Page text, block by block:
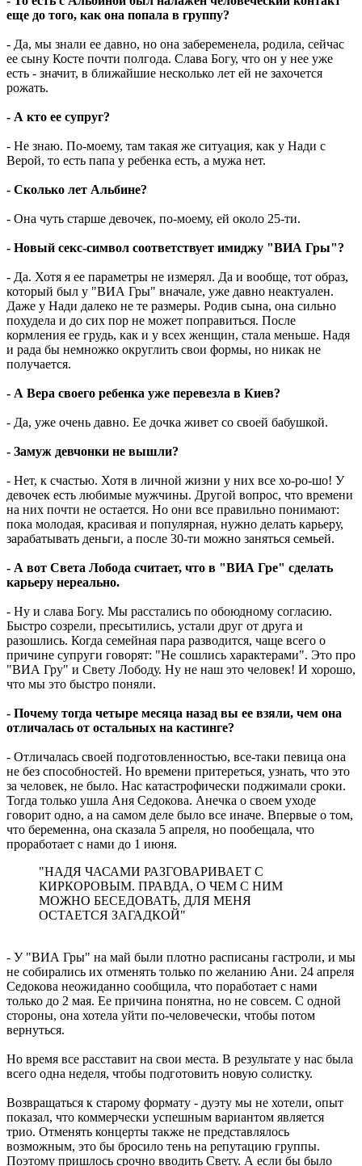
еще до того, как она попала в группу?
- Да, мы знали ее давно, но она забеременела, родила, сейчас
ее сыну Косте почти полгода. Слава Богу, что он у нее уже
есть - значит, в ближайшие несколько лет ей не захочется
рожать.
- А кто ее супруг?
- Не знаю. По-моему, там такая же ситуация, как у Нади с
Верой, то есть папа у ребенка есть, а мужа нет.
- Сколько лет Альбине?
- Она чуть старше девочек, по-моему, ей около 25-ти.
- Новый секс-символ соответствует имиджу "ВИА Гры"?
- Да. Хотя я ее параметры не измерял. Да и вообще, тот образ,
который был у "ВИА Гры" вначале, уже давно неактуален.
Даже у Нади далеко не те размеры. Родив сына, она сильно
похудела и до сих пор не может поправиться. После
кормления ее грудь, как и у всех женщин, стала меньше. Надя
и рада бы немножко округлить свои формы, но никак не
получается.
- А Вера своего ребенка уже перевезла в Киев?
- Да, уже очень давно. Ее дочка живет со своей бабушкой.
- Замуж девчонки не вышли?
- Нет, к счастью. Хотя в личной жизни у них все хо-ро-шо! У
девочек есть любимые мужчины. Другой вопрос, что времени
на них почти не остается. Но они все правильно понимают:
пока молодая, красивая и популярная, нужно делать карьеру,
зарабатывать деньги, а после 30-ти можно заняться семьей.
- А вот Света Лобода считает, что в "ВИА Гре" сделать
карьеру нереально.
- Ну и слава Богу. Мы расстались по обоюдному согласию.
Быстро созрели, пресытились, устали друг от друга и
разошлись. Когда семейная пара разводится, чаще всего о
причине супруги говорят: "Не сошлись характерами". Это про
"ВИА Гру" и Свету Лободу. Ну не наш это человек! И хорошо,
что мы это быстро поняли.
- Почему тогда четыре месяца назад вы ее взяли, чем она
отличалась от остальных на кастинге?
- Отличалась своей подготовленностью, все-таки певица она
не без способностей. Но времени притереться, узнать, что это
за человек, не было. Нас катастрофически поджимали сроки.
Тогда только ушла Аня Седокова. Анечка о своем уходе
говорит одно, а на самом деле было все иначе. Впервые о том,
что беременна, она сказала 5 апреля, но пообещала, что
проработает с нами до 1 июня.
"НАДЯ ЧАСАМИ РАЗГОВАРИВАЕТ С
КИРКОРОВЫМ. ПРАВДА, О ЧЕМ С НИМ
МОЖНО БЕСЕДОВАТЬ, ДЛЯ МЕНЯ
ОСТАЕТСЯ ЗАГАДКОЙ"
- У "ВИА Гры" на май были плотно расписаны гастроли, и мы
не собирались их отменять только по желанию Ани. 24 апреля
Седокова неожиданно сообщила, что поработает с нами
только до 2 мая. Ее причина понятна, но не совсем. С одной
стороны, она хотела уйти по-человечески, чтобы потом
вернуться.
Но время все расставит на свои места. В результате у нас была
всего одна неделя, чтобы подготовить новую солистку.
Возвращаться к старому формату - дуэту мы не хотели, опыт
показал, что коммерчески успешным вариантом является
трио. Отменять концерты также не представлялось
возможным, это бы бросило тень на репутацию группы.
Поэтому пришлось срочно вводить Свету. А если бы было